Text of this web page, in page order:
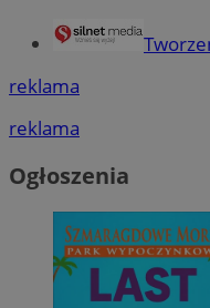
reklama
reklama
Ogłoszenia